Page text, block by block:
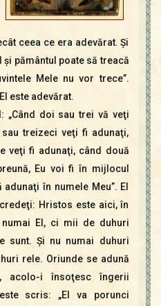
ceea ce era adevărat. Şi
şi pământul poate să treacă
Mele nu vor trece”.
este adevărat.
„Când doi sau trei vă veţi
treizeci veţi fi adunaţi,
veţi fi adunaţi, când două
Eu voi fi în mijlocul
în numele Meu”. El
Hristos este aici, în
El, ci mii de duhuri
sunt. Şi nu numai duhuri
rele. Oriunde se adună
acolo-i însoţesc îngerii
scris: „El va porunci